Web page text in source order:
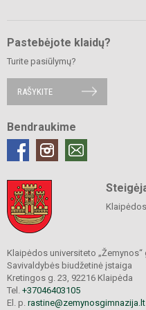
Pastebėjote klaidų?
Turite pasiūlymų?
RAŠYKITE
Bendraukime
Klaipėdos universiteto „Žemynos“
Savivaldybės biudžetinė įstaiga
Kretingos g. 23, 92216 Klaipėda
Tel. +37046403105
El. p. rastine@zemynosgimnazija.lt